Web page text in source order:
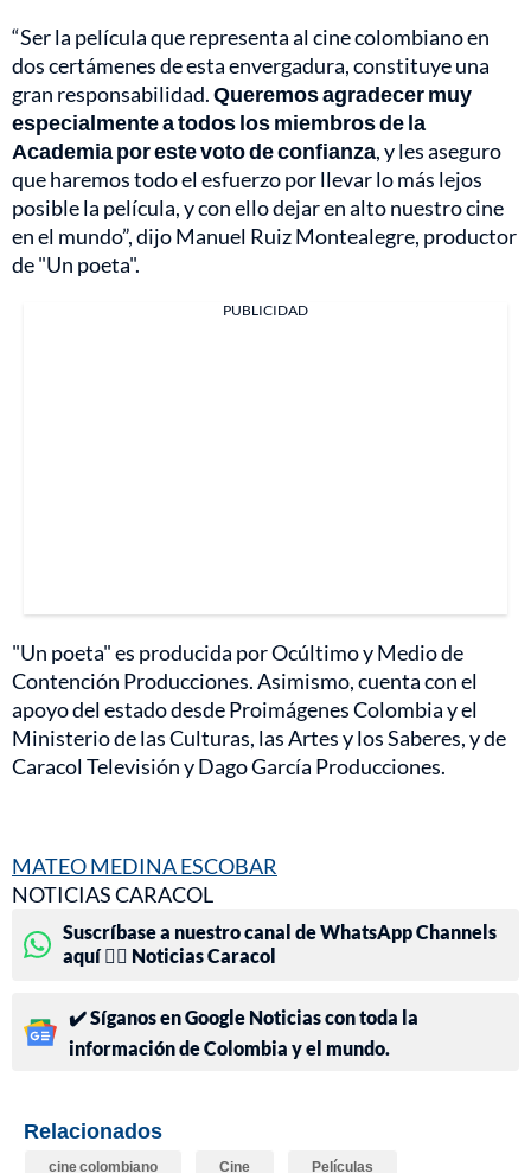
“Ser la película que representa al cine colombiano en
dos certámenes de esta envergadura, constituye una
gran responsabilidad.Queremos agradecer muy
especialmente a todos los miembros de la
Academia por este voto de confianza, y les aseguro
que haremos todo el esfuerzo por llevar lo más lejos
posible la película, y con ello dejar en alto nuestro cine
en el mundo”, dijo Manuel Ruiz Montealegre, productor
de "Un poeta".
PUBLICIDAD
"Un poeta" es producida por Ocúltimo y Medio de
Contención Producciones. Asimismo, cuenta con el
apoyo del estado desde Proimágenes Colombia y el
Ministerio de las Culturas, las Artes y los Saberes, y de
Caracol Televisión y Dago García Producciones.
MATEO MEDINA ESCOBAR
NOTICIAS CARACOL
Suscríbase a nuestro canal de WhatsApp Channels
aquí 👉🏻 Noticias Caracol
✔️ Síganos en Google Noticias con toda la
información de Colombia y el mundo.
Relacionados
cine colombiano Cine Películas